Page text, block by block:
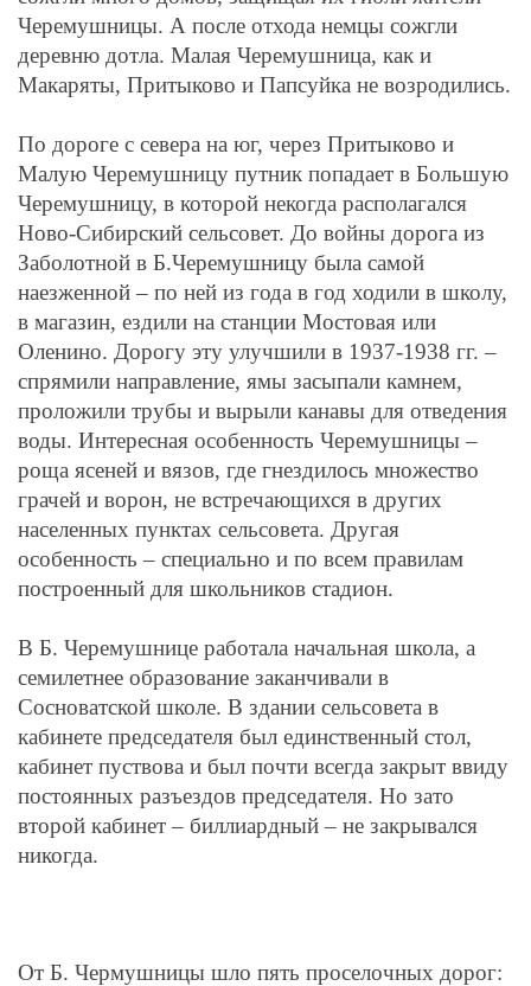
Черемушницы. А после отхода немцы сожгли
деревню дотла. Малая Черемушница, как и
Макаряты, Притыково и Папсуйка не возродились.
По дороге с севера на юг, через Притыково и
Малую Черемушницу путник попадает в Большую
Черемушницу, в которой некогда располагался
Ново-Сибирский сельсовет. До войны дорога из
Заболотной в Б.Черемушницу была самой
наезженной – по ней из года в год ходили в школу,
в магазин, ездили на станции Мостовая или
Оленино. Дорогу эту улучшили в 1937-1938 гг. –
спрямили направление, ямы засыпали камнем,
проложили трубы и вырыли канавы для отведения
воды. Интересная особенность Черемушницы –
роща ясеней и вязов, где гнездилось множество
грачей и ворон, не встречающихся в других
населенных пунктах сельсовета. Другая
особенность – специально и по всем правилам
построенный для школьников стадион.
В Б. Черемушнице работала начальная школа, а
семилетнее образование заканчивали в
Сосноватской школе. В здании сельсовета в
кабинете председателя был единственный стол,
кабинет пуствова и был почти всегда закрыт ввиду
постоянных разъездов председателя. Но зато
второй кабинет – биллиардный – не закрывался
никогда.
От Б. Чермушницы шло пять проселочных дорог: